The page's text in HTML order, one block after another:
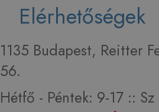
Elérhetőségek
1135 Budapest, Reitter
56.
Hétfő - Péntek: 9-17 :: Sz